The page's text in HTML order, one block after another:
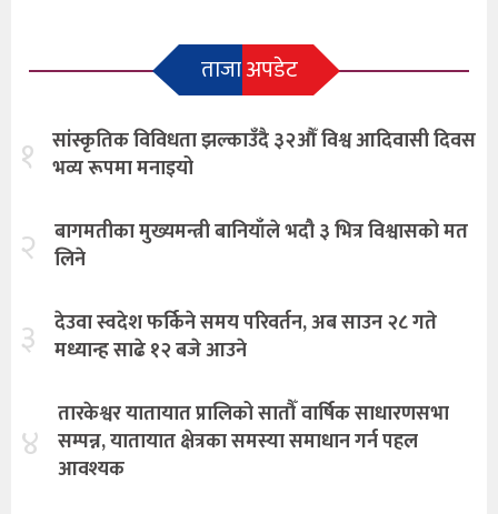
ताजा अपडेट
१ सांस्कृतिक विविधता झल्काउँदै ३२औँ विश्व आदिवासी दिवस
भव्य रूपमा मनाइयो
२ बागमतीका मुख्यमन्त्री बानियाँले भदौ ३ भित्र विश्वासको मत
लिने
३ देउवा स्वदेश फर्किने समय परिवर्तन, अब साउन २८ गते
मध्यान्ह साढे १२ बजे आउने
४
तारकेश्वर यातायात प्रालिको सातौँ वार्षिक साधारणसभा
सम्पन्न, यातायात क्षेत्रका समस्या समाधान गर्न पहल
आवश्यक